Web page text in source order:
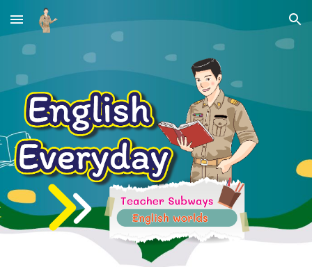
Skip to main content Skip to navigation